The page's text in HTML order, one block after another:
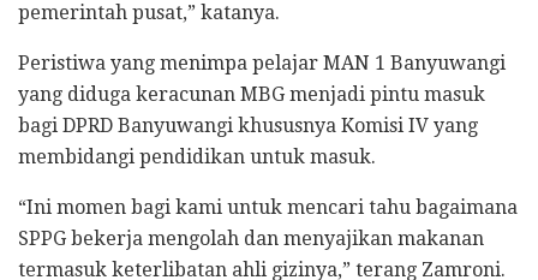
pemerintah pusat,” katanya.
Peristiwa yang menimpa pelajar MAN 1 Banyuwangi
yang diduga keracunan MBG menjadi pintu masuk
bagi DPRD Banyuwangi khususnya Komisi IV yang
membidangi pendidikan untuk masuk.
“Ini momen bagi kami untuk mencari tahu bagaimana
SPPG bekerja mengolah dan menyajikan makanan
termasuk keterlibatan ahli gizinya,” terang Zamroni.